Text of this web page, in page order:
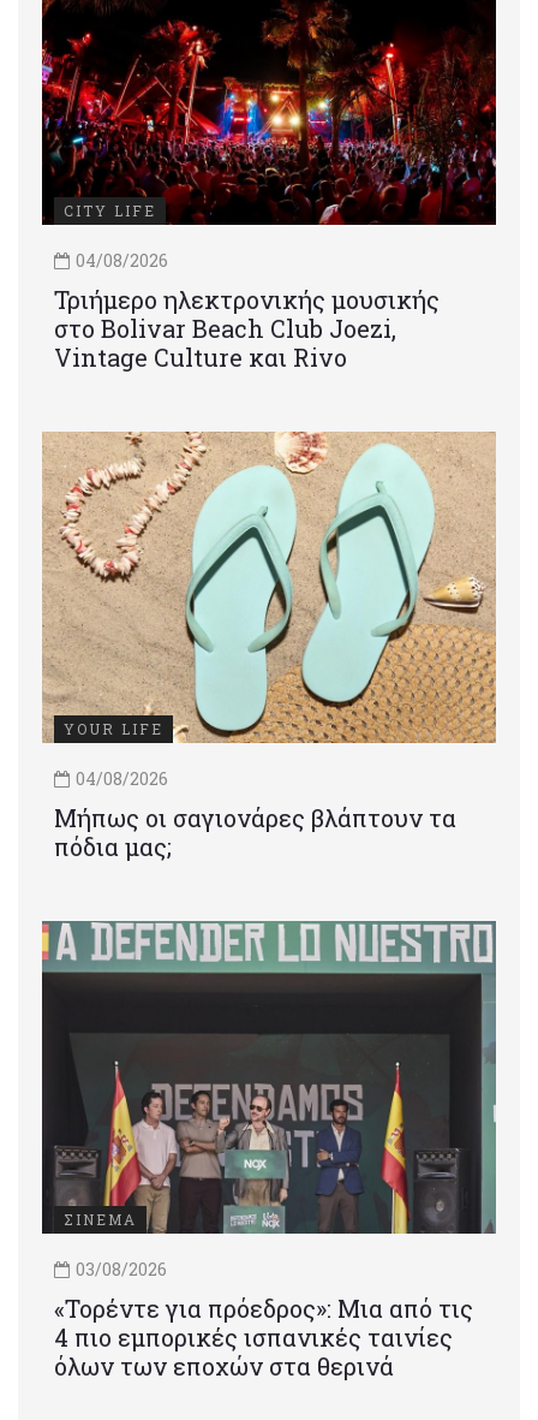
CITY LIFE
04/08/2026
Τριήμερο ηλεκτρονικής μουσικής
στο Bolivar Beach Club Joezi,
Vintage Culture και Rivo
YOUR LIFE
04/08/2026
Μήπως οι σαγιονάρες βλάπτουν τα
πόδια μας;
ΣΙΝΕΜΑ
03/08/2026
«Τορέντε για πρόεδρος»: Mια από τις
4 πιο εμπορικές ισπανικές ταινίες
όλων των εποχών στα θερινά